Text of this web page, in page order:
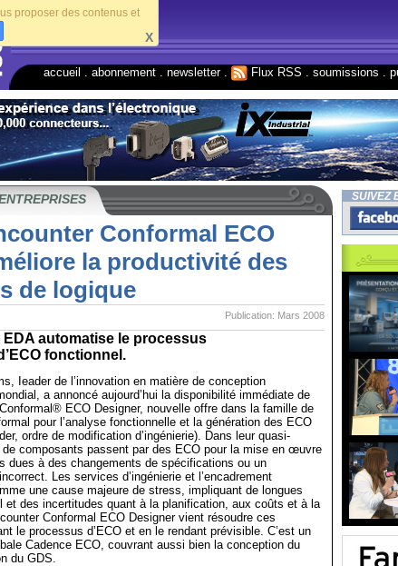
proposer des contenus et
X
accueil abonnement newsletter. Flux RSS soumissions
Conformal ECO
la productivité des
de logique
Publication: Mars 2008
automatise le processus
fonctionnel.
Ieader de l’innovation en matière de conception
a annoncé aujourd’hui la disponibilité immédiate de
ECO Designer, nouvelle offre dans la famille de
pour l’analyse fonctionnelle et la génération des ECO
ordre de modification d’ingénierie). Dans leur quasi-
composants passent par des ECO pour la mise en œuvre
dues à des changements de spécifications ou un
Les services d’ingénierie et l’encadrement
une cause majeure de stress, impliquant de longues
et des incertitudes quant à la planification, aux coûts et à la
Conformal ECO Designer vient résoudre ces
le processus d’ECO et en le rendant prévisible. C’est un
Cadence ECO, couvrant aussi bien la conception du
du GDS.
SUIVEZ